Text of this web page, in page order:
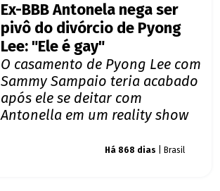
Ex-BBB Antonela nega ser
pivô do divórcio de Pyong
Lee: "Ele é gay"
O casamento de Pyong Lee com
Sammy Sampaio teria acabado
após ele se deitar com
Antonella em um reality show
Há 868 dias | Brasil